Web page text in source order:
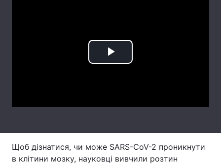
Play
Щоб дізнатися, чи може SARS-CoV-2 проникнути
в клітини мозку, науковці вивчили розтин